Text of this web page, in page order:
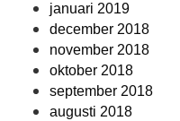
januari 2019
december 2018
november 2018
oktober 2018
september 2018
augusti 2018